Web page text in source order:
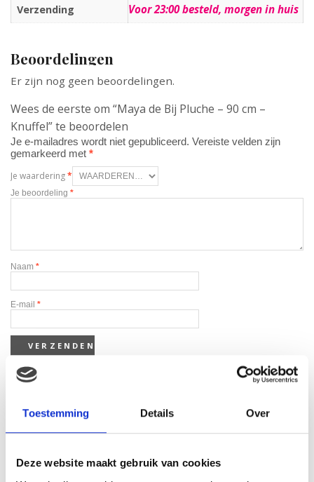
Toestemming Details Over
Deze website maakt gebruik van cookies
Verzending Voor 23:00 besteld, morgen in huis
Beoordelingen
Er zijn nog geen beoordelingen.
Wees de eerste om “Maya de Bij Pluche – 90 cm –
Knuffel” te beoordelen
Je e-mailadres wordt niet gepubliceerd. Vereiste velden zijn
gemarkeerd met *
Je waardering*
Je beoordeling *
Naam *
E-mail *